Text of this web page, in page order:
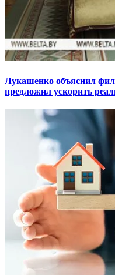
Лукашенко объяснил
предложил ускорить